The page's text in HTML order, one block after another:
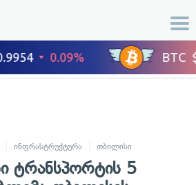
ინფრასტრუქტურა თბილისი
ტრანსპორტის 5